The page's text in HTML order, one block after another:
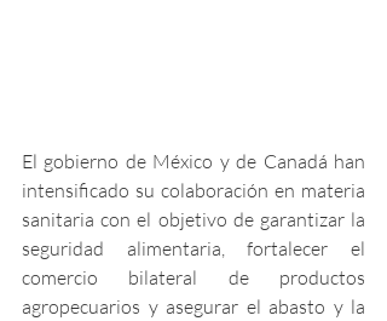
El gobierno de México y de Canadá han
intensificado su colaboración en materia
sanitaria con el objetivo de garantizar la
seguridad alimentaria, fortalecer el
comercio bilateral de productos
agropecuarios y asegurar el abasto y la